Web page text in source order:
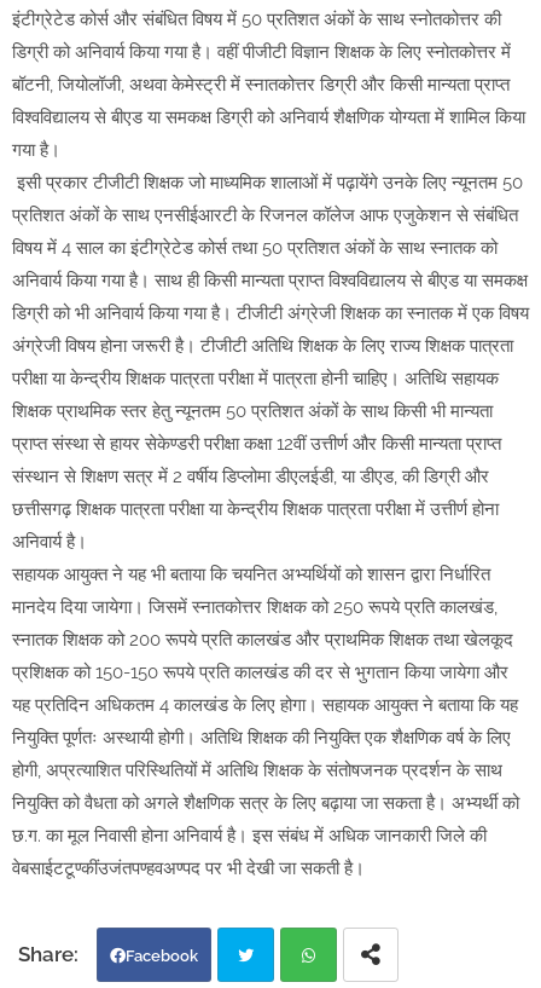
इंटीग्रेटेड कोर्स और संबंधित विषय में 50 प्रतिशत अंकों के साथ स्नोतकोत्तर की
डिग्री को अनिवार्य किया गया है। वहीं पीजीटी विज्ञान शिक्षक के लिए स्नोतकोत्तर में
बॉटनी, जियोलॉजी, अथवा केमेस्ट्री में स्नातकोत्तर डिग्री और किसी मान्यता प्राप्त
विश्वविद्यालय से बीएड या समकक्ष डिग्री को अनिवार्य शैक्षणिक योग्यता में शामिल किया
गया है।
इसी प्रकार टीजीटी शिक्षक जो माध्यमिक शालाओं में पढ़ायेंगे उनके लिए न्यूनतम 50
प्रतिशत अंकों के साथ एनसीईआरटी के रिजनल कॉलेज आफ एजुकेशन से संबंधित
विषय में 4 साल का इंटीग्रेटेड कोर्स तथा 50 प्रतिशत अंकों के साथ स्नातक को
अनिवार्य किया गया है। साथ ही किसी मान्यता प्राप्त विश्वविद्यालय से बीएड या समकक्ष
डिग्री को भी अनिवार्य किया गया है। टीजीटी अंग्रेजी शिक्षक का स्नातक में एक विषय
अंग्रेजी विषय होना जरूरी है। टीजीटी अतिथि शिक्षक के लिए राज्य शिक्षक पात्रता
परीक्षा या केन्द्रीय शिक्षक पात्रता परीक्षा में पात्रता होनी चाहिए। अतिथि सहायक
शिक्षक प्राथमिक स्तर हेतु न्यूनतम 50 प्रतिशत अंकों के साथ किसी भी मान्यता
प्राप्त संस्था से हायर सेकेण्डरी परीक्षा कक्षा 12वीं उत्तीर्ण और किसी मान्यता प्राप्त
संस्थान से शिक्षण सत्र में 2 वर्षीय डिप्लोमा डीएलईडी, या डीएड, की डिग्री और
छत्तीसगढ़ शिक्षक पात्रता परीक्षा या केन्द्रीय शिक्षक पात्रता परीक्षा में उत्तीर्ण होना
अनिवार्य है।
सहायक आयुक्त ने यह भी बताया कि चयनित अभ्यर्थियों को शासन द्वारा निर्धारित
मानदेय दिया जायेगा। जिसमें स्नातकोत्तर शिक्षक को 250 रूपये प्रति कालखंड,
स्नातक शिक्षक को 200 रूपये प्रति कालखंड और प्राथमिक शिक्षक तथा खेलकूद
प्रशिक्षक को 150-150 रूपये प्रति कालखंड की दर से भुगतान किया जायेगा और
यह प्रतिदिन अधिकतम 4 कालखंड के लिए होगा। सहायक आयुक्त ने बताया कि यह
नियुक्ति पूर्णतः अस्थायी होगी। अतिथि शिक्षक की नियुक्ति एक शैक्षणिक वर्ष के लिए
होगी, अप्रत्याशित परिस्थितियों में अतिथि शिक्षक के संतोषजनक प्रदर्शन के साथ
नियुक्ति को वैधता को अगले शैक्षणिक सत्र के लिए बढ़ाया जा सकता है। अभ्यर्थी को
छ.ग. का मूल निवासी होना अनिवार्य है। इस संबंध में अधिक जानकारी जिले की
वेबसाईटटूण्कींउजंतपण्हवअण्पद पर भी देखी जा सकती है।
Facebook